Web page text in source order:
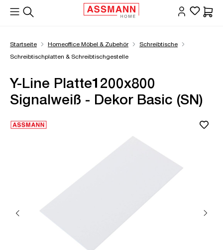
springen
Startseite Homeoffice Möbel & Zubehör
Schreibtische
Schreibtischplatten & Schreibtischgestelle
Y-Line Platte1200x800
Signalweiß - Dekor Basic (SN)